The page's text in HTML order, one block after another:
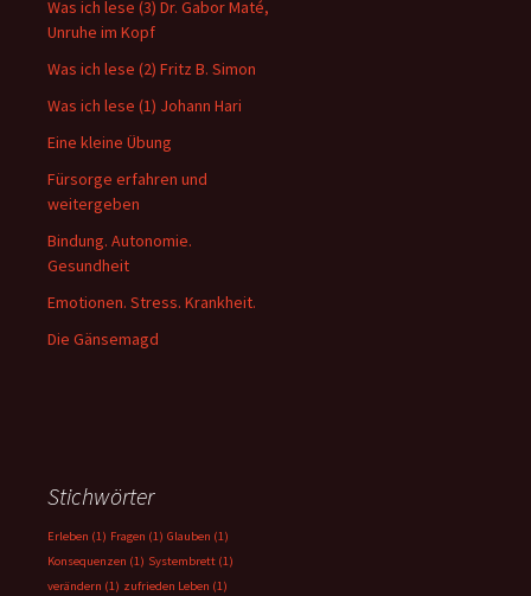
Was ich lese (3) Dr. Gabor Maté,
Unruhe im Kopf
Was ich lese (2) Fritz B. Simon
Was ich lese (1) Johann Hari
Eine kleine Übung
Fürsorge erfahren und
weitergeben
Bindung. Autonomie.
Gesundheit
Emotionen. Stress. Krankheit.
Die Gänsemagd
Stichwörter
Erleben (1) Fragen (1) Glauben (1)
Konsequenzen (1) Systembrett (1)
verändern (1) zufrieden Leben (1)